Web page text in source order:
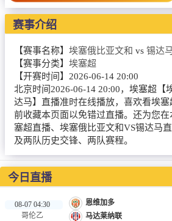
NBA
CBA
录像
足球录像
篮球录像
新闻
足球新闻
篮球新闻
赛事介绍
【赛事名称】 埃塞俄比亚文和 vs 锡达
【赛事分类】 埃塞超
【开赛时间】 2026-06-14 20:00
北京时间2026-06-14 20:00，埃塞超【
达马】直播准时在线播放，喜欢看埃
前收藏本页面以免错过直播。还为您
塞超直播、埃塞俄比亚文和VS锡达马
及两队历史交锋、两队赛程。
今日直播
08-07 04:30
哥伦乙
恩维加多
马达莱纳联